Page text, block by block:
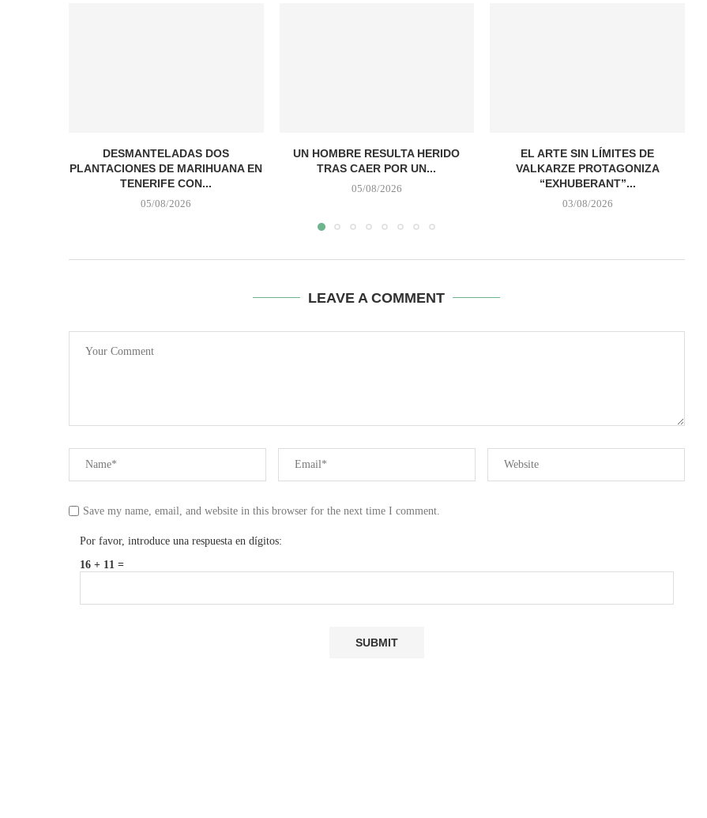
DESMANTELADAS DOS
PLANTACIONES DE MARIHUANA EN
TENERIFE CON...
05/08/2026
UN HOMBRE RESULTA HERIDO
TRAS CAER POR UN...
05/08/2026
EL ARTE SIN LÍMITES DE
VALKARZE PROTAGONIZA
“EXHUBERANT”...
03/08/2026
LEAVE A COMMENT
Save my name, email, and website in this browser for the next time I comment.
Por favor, introduce una respuesta en dígitos:
16 + 11 =